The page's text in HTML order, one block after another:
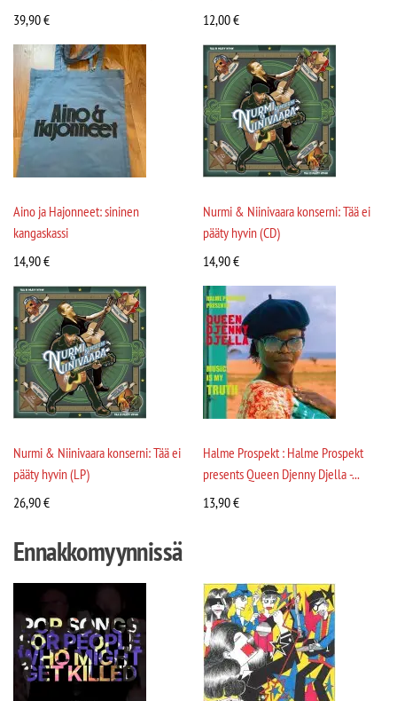
39,90€
12,00€
Aino ja Hajonneet: sininen
kangaskassi
14,90€
Nurmi & Niinivaara konserni: Tää ei
pääty hyvin (CD)
14,90€
Nurmi & Niinivaara konserni: Tää ei
pääty hyvin (LP)
26,90€
Halme Prospekt : Halme Prospekt
presents Queen Djenny Djella -...
13,90€
Ennakkomyynnissä